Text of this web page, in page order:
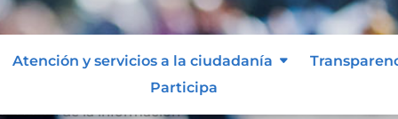
Atención y servicios a la ciudadanía
Participa
de la información